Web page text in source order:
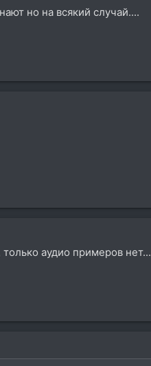
но на всякий случай....
только аудио примеров нет...